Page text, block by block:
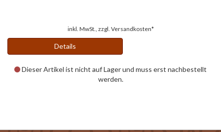
inkl. MwSt., zzgl. Versandkosten*
Details
Dieser Artikel ist nicht auf Lager und muss erst nachbestellt
werden.